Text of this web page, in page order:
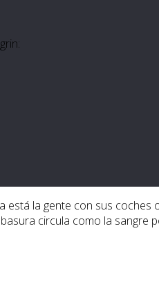
está la gente con sus
circula como la sangre